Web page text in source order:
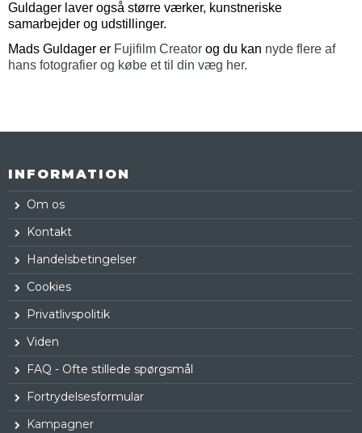
Guldager laver også større værker, kunstneriske
samarbejder og udstillinger.
Mads Guldager er Fujifilm Creator og du kan nyde flere af
hans fotografier og købe et til din væg her.
INFORMATION
Om os
Kontakt
Handelsbetingelser
Cookies
Privatlivspolitik
Viden
FAQ - Ofte stillede spørgsmål
Fortrydelsesformular
Kampagner